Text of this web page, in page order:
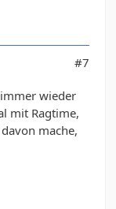
#7
wieder
mit Ragtime,
mache,